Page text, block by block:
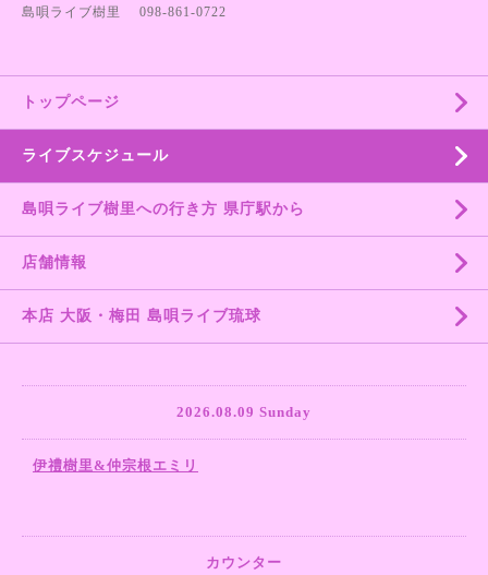
島唄ライブ樹里 098-861-0722
トップページ
ライブスケジュール
島唄ライブ樹里への行き方 県庁駅から
店舗情報
本店 大阪・梅田 島唄ライブ琉球
2026.08.09 Sunday
伊禮樹里&仲宗根エミリ
カウンター